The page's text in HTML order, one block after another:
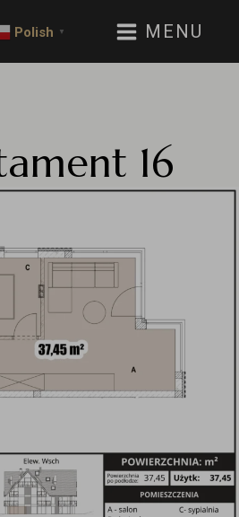
Polish ▼ MENU
16